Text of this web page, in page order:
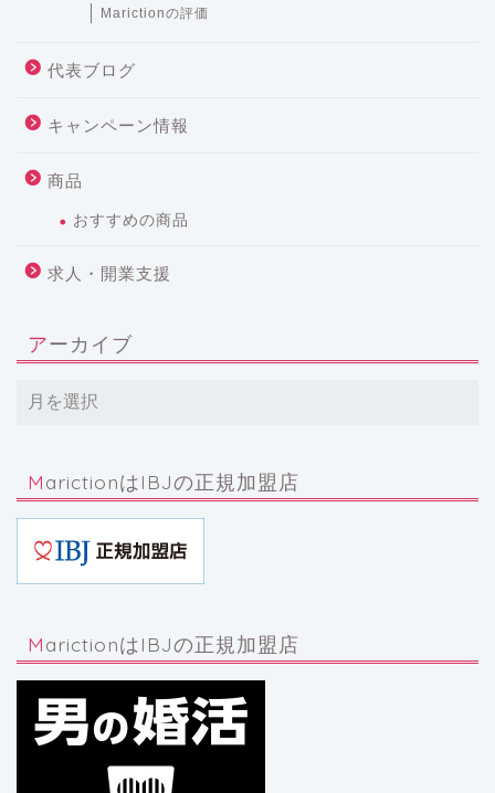
Marictionの評価
代表ブログ
キャンペーン情報
商品
おすすめの商品
求人・開業支援
アーカイブ
MarictionはIBJの正規加盟店
MarictionはIBJの正規加盟店